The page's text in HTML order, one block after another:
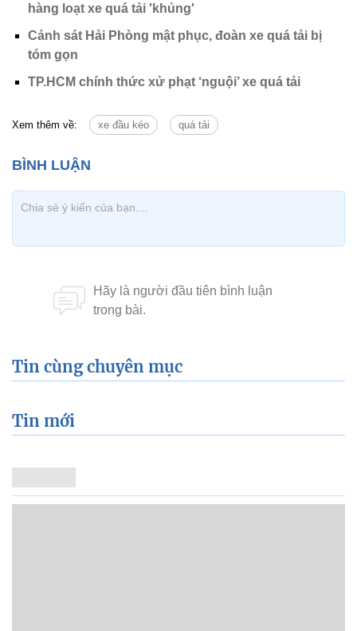
hàng loạt xe quá tải 'khủng'
Cảnh sát Hải Phòng mật phục, đoàn xe quá tải bị
tóm gọn
TP.HCM chính thức xử phạt ‘nguội’ xe quá tải
Xem thêm về: xe đầu kéo quá tải
Tin cùng chuyên mục
Tin mới